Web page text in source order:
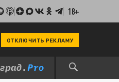
18+
ОТКЛЮЧИТЬ РЕКЛАМУ